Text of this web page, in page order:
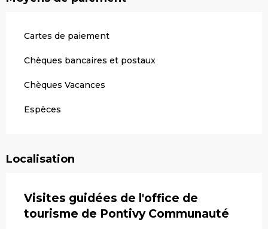
Cartes de paiement
Chèques bancaires et postaux
Chèques Vacances
Espèces
Localisation
Visites guidées de l'office de
tourisme de Pontivy Communauté